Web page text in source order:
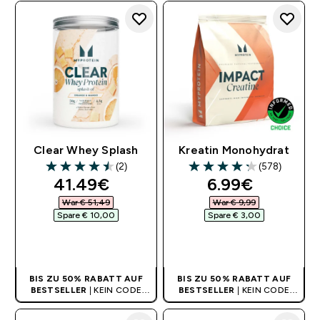
Clear Whey Splash
4.5 out of 5 stars
(2)
discounted price
41.49€‎
War € 51,49‎
Spare € 10,00‎
BIS ZU 50% RABATT AUF
BESTSELLER
| KEIN CODE
BENÖTIGT
Kreatin Monohydrat
4.27 out of 5 stars
(578)
discounted
6.99€‎
War € 9,99‎
Spare € 3,00‎
BIS ZU 50% RABATT AUF
BESTSELLER
| KEIN CODE
BENÖTIGT